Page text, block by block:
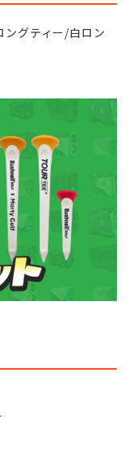
ングティー/白ロン